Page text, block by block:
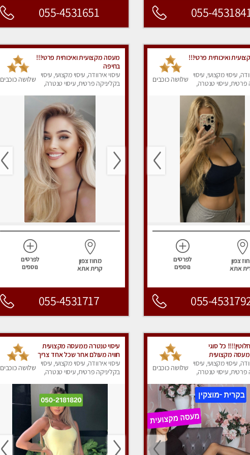
055-
055-4531651
ואיכותית פרטי!!!
עיסוי מקצועי, עיסוי
פרטית, עיסוי טנטרה,
שלושה כוכבים
צפון
אתא
לפרטים
נוספים
055-
מעסה מקצועית ואיכותית פרטי!!!
בחיפה
עיסוי אירוודה, עיסוי מקצועי, עיסוי
בקליניקה פרטית, עיסוי טנטרה,
שלושה כוכבים
מחוז צפון
קרית אתא
לפרטים
נוספים
055-4531717
כל סוגי
מעסה מקצועית
פרטי!!!עיסוי מקצועי, עיסוי
פרטית, עיסוי טנטרה,
שלושה כוכבים
עיסוי טנטרה ממעסה מקצועית
חוויה מעולם אחר שכל אחד צריך
לנסות.ללא מין !!
עיסוי אירוודה, עיסוי מקצועי, עיסוי
בקליניקה פרטית, עיסוי טנטרה,
שלושה כוכבים